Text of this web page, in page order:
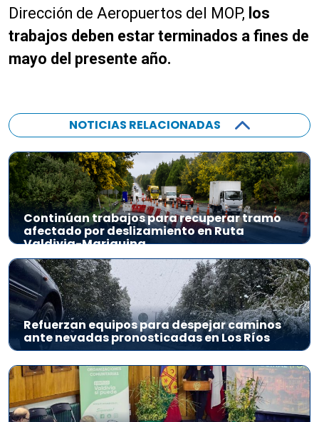
Dirección de Aeropuertos del MOP, los
trabajos deben estar terminados a fines de
mayo del presente año.
NOTICIAS RELACIONADAS
Continúan trabajos para recuperar tramo
afectado por deslizamiento en Ruta
Valdivia-Mariquina
Refuerzan equipos para despejar caminos
ante nevadas pronosticadas en Los Ríos